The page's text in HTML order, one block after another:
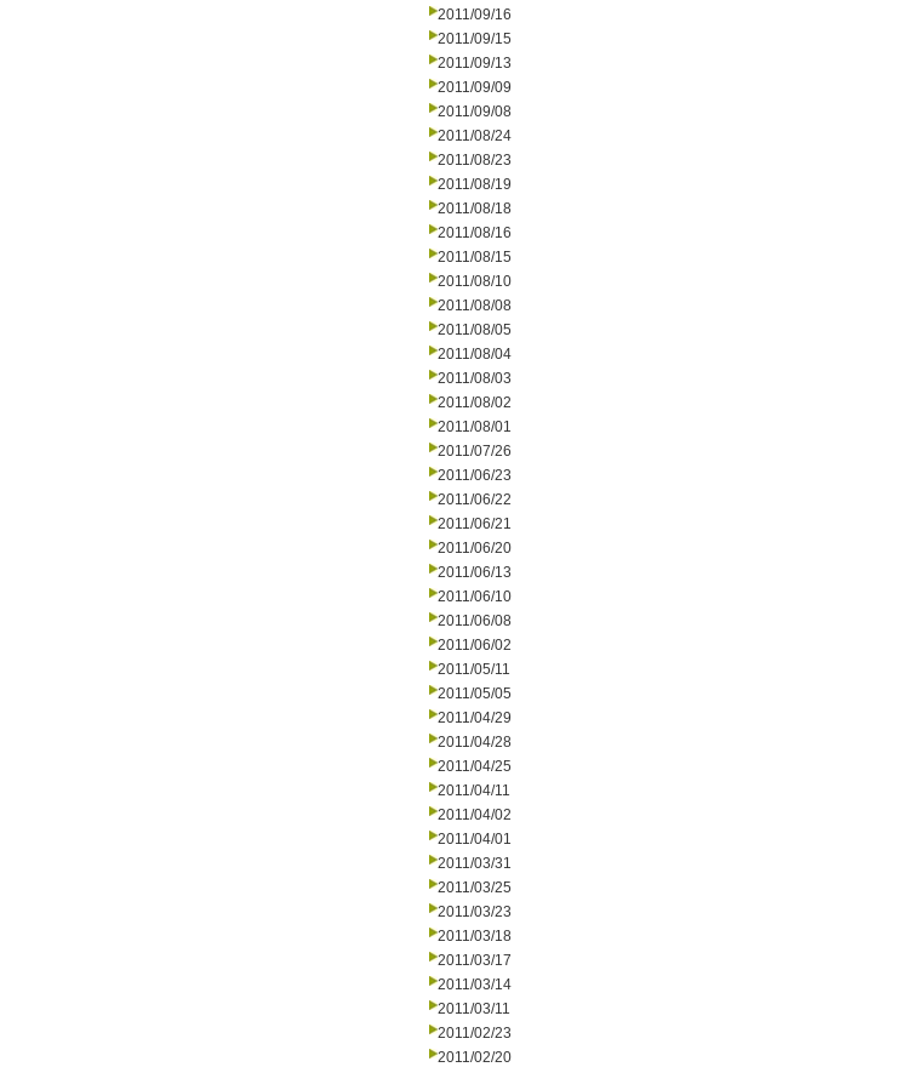
2011/09/16
2011/09/15
2011/09/13
2011/09/09
2011/09/08
2011/08/24
2011/08/23
2011/08/19
2011/08/18
2011/08/16
2011/08/15
2011/08/10
2011/08/08
2011/08/05
2011/08/04
2011/08/03
2011/08/02
2011/08/01
2011/07/26
2011/06/23
2011/06/22
2011/06/21
2011/06/20
2011/06/13
2011/06/10
2011/06/08
2011/06/02
2011/05/11
2011/05/05
2011/04/29
2011/04/28
2011/04/25
2011/04/11
2011/04/02
2011/04/01
2011/03/31
2011/03/25
2011/03/23
2011/03/18
2011/03/17
2011/03/14
2011/03/11
2011/02/23
2011/02/20